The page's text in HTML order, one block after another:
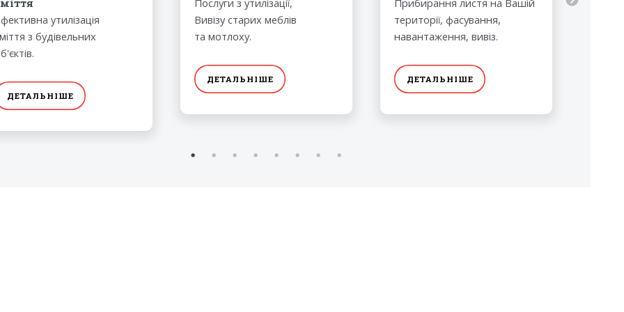
утилізація
з будівельних
ДЕТАЛЬНІШЕ
Вивізу старих меблів
та мотлоху.
ДЕТАЛЬНІШЕ
території, фасування,
навантаження, вивіз.
ДЕТАЛЬНІШЕ